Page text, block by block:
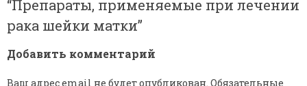
“Препараты, применяемые при лечении
рака шейки матки”
Добавить комментарий
Ваш адрес email не будет опубликован. Обязательные